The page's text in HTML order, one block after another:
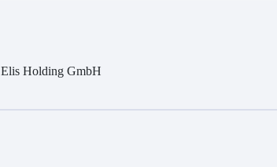
Elis Holding GmbH